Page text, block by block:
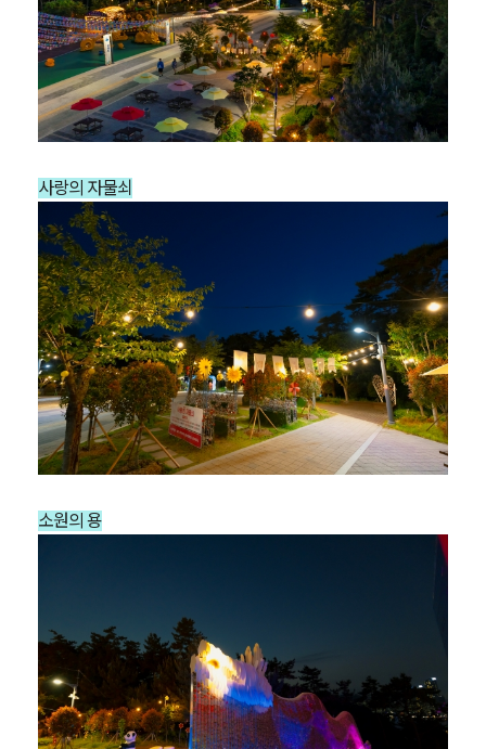
사랑의 자물쇠
소원의 용